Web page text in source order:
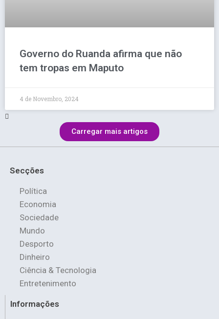
Governo do Ruanda afirma que não
tem tropas em Maputo
4 de Novembro, 2024
Carregar mais artigos
Secções
Política
Economia
Sociedade
Mundo
Desporto
Dinheiro
Ciência & Tecnologia
Entretenimento
Informações